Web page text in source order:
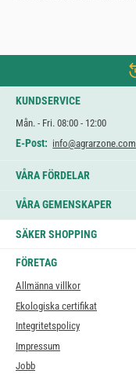
KUNDSERVICE
Mån. - Fri. 08:00 - 12:00
E-Post: info@agrarzone.com
VÅRA FÖRDELAR
VÅRA GEMENSKAPER
SÄKER SHOPPING
FÖRETAG
Allmänna villkor
Ekologiska certifikat
Integritetspolicy
Impressum
Jobb